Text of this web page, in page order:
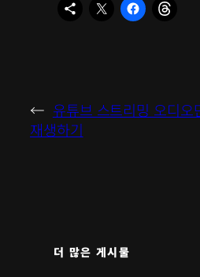
← 유튜브 스트리밍 오디오
재생하기
더 많은 게시물